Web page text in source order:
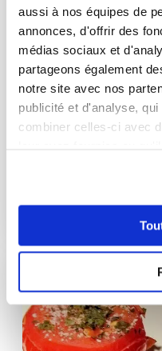
aussi à nos équipes de
annonces, d'offrir des
médias sociaux et
partageons également
notre site avec nos
publicité et d'analyse,
combiner celles-ci avec